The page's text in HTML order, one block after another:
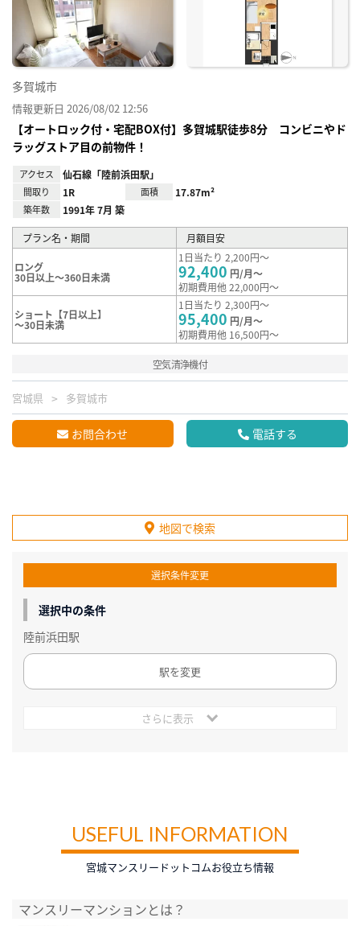
多賀城市
情報更新日 2026/08/02 12:56
【オートロック付・宅配BOX付】多賀城駅徒歩8分 コンビニやド
ラッグストア目の前物件！
アクセス 仙石線「陸前浜田駅」
間取り 1R 面積 17.87m²
築年数 1991年 7月 築
プラン名・期間 月額目安
ロング
30日以上～360日未満
1日当たり 2,200円～
92,400 円/月～
初期費用他 22,000円～
ショート【7日以上】
～30日未満
1日当たり 2,300円～
95,400 円/月～
初期費用他 16,500円～
空気清浄機付
宮城県 多賀城市
お問合わせ 電話する
地図で検索
選択条件変更
選択中の条件
陸前浜田駅
駅を変更
さらに表示
USEFUL INFORMATION
宮城マンスリードットコムお役立ち情報
マンスリーマンションとは？